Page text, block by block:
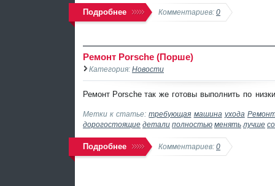
Подробнее Комментариев: 0
Ремонт Porsche (Порше)
Категория: Новости
Ремонт Porsche так же готовы выполнить по
Метки к статье:требующая машина ухода
дорогостоящие детали полностью менять лучше
Подробнее Комментариев: 0